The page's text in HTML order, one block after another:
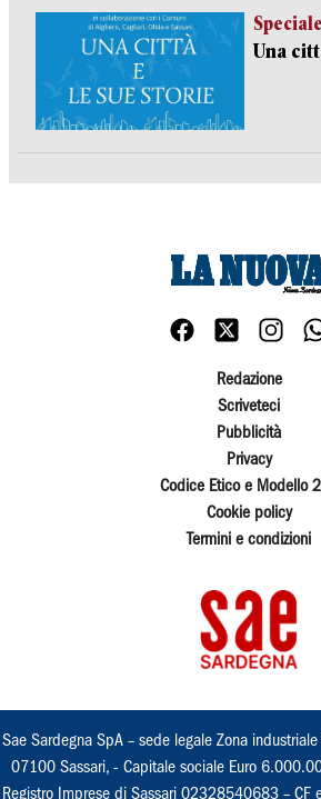
Speciale
Una
Redazione
Scriveteci
Pubblicità
Privacy
Codice Etico e Modello
Cookie policy
Termini e condizioni
Sae Sardegna SpA – sede legale Zona
07100 Sassari, - Capitale sociale Euro
Registro Imprese di Sassari 02328540683 –